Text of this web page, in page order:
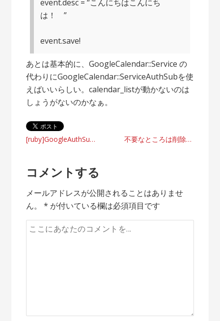
event.desc = “こんにちはこんにち
は！ ”
event.save!
あとは基本的に、GoogleCalendar::Service の
代わりにGoogleCalendar::ServiceAuthSubを使
えばいいらしい。calendar_listが動かないのは
しょうがないのかなぁ。
投
ナ
ビ
ゲ
ー
[ruby]GoogleAuthSubを使う 不要なところは削除してやりたい放題できる『編集』
コメントする
メールアドレスが公開されることはありませ
ん。
* が付いている欄は必須項目です